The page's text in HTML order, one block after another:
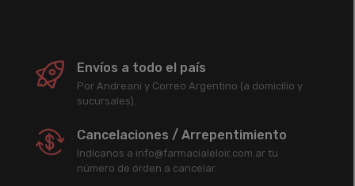
Envíos a todo el país
Por Andreani y Correo Argentino (a domicilio y
sucursales).
Cancelaciones / Arrepentimiento
Indicanos a info@farmacialeloir.com.ar tu
número de órden a cancelar.